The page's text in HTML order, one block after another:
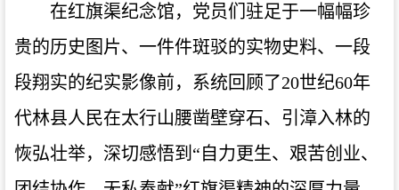
在红旗渠纪念馆，党员们驻足于一幅幅珍
贵的历史图片、一件件斑驳的实物史料、一段
段翔实的纪实影像前，系统回顾了20世纪60年
代林县人民在太行山腰凿壁穿石、引漳入林的
恢弘壮举，深切感悟到“自力更生、艰苦创业、